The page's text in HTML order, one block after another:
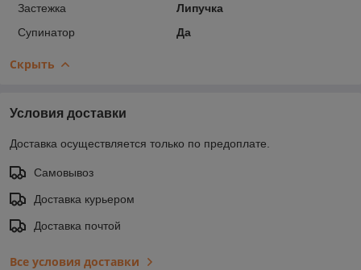
Застежка
Липучка
Супинатор
Да
Скрыть
Условия доставки
Доставка осуществляется только по предоплате.
Самовывоз
Доставка курьером
Доставка почтой
Все условия доставки